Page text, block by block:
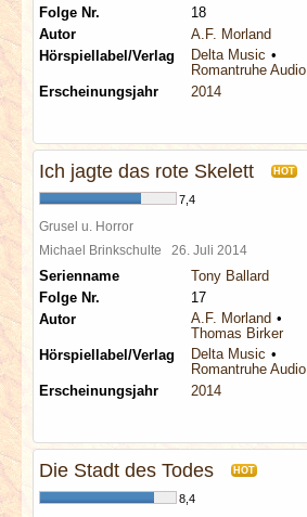
Folge Nr.
18
Autor
A.F. Morland
Hörspiellabel/Verlag
Delta Music
Romantruhe Audio
Erscheinungsjahr
2014
Ich jagte das rote Skelett HOT
7,4
Grusel u. Horror
Michael Brinkschulte 26. Juli 2014
Serienname
Tony Ballard
Folge Nr.
17
Autor
A.F. Morland
Thomas Birker
Hörspiellabel/Verlag
Delta Music
Romantruhe Audio
Erscheinungsjahr
2014
Die Stadt des Todes HOT
8,4